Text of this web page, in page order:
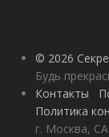
© 2026
Будь
Контакты
Политика
г. Москва,